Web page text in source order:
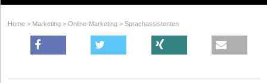
Home > Marketing > Online-Marketing > Sprachassistenten